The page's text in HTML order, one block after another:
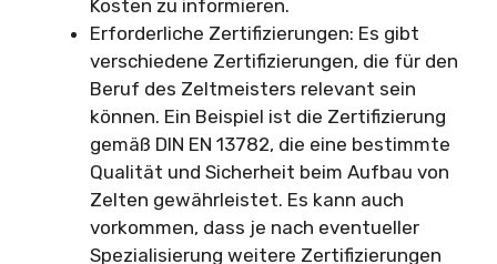
Kosten zu informieren.
Erforderliche Zertifizierungen: Es gibt
verschiedene Zertifizierungen, die für den
Beruf des Zeltmeisters relevant sein
können. Ein Beispiel ist die Zertifizierung
gemäß DIN EN 13782, die eine bestimmte
Qualität und Sicherheit beim Aufbau von
Zelten gewährleistet. Es kann auch
vorkommen, dass je nach eventueller
Spezialisierung weitere Zertifizierungen